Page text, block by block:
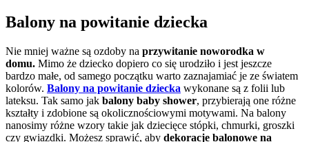
Balony na powitanie dziecka
Nie mniej ważne są ozdoby na przywitanie noworodka w
domu. Mimo że dziecko dopiero co się urodziło i jest jeszcze
bardzo małe, od samego początku warto zaznajamiać je ze światem
kolorów. Balony na powitanie dziecka wykonane są z folii lub
lateksu. Tak samo jak balony baby shower, przybierają one różne
kształty i zdobione są okolicznościowymi motywami. Na balony
nanosimy różne wzory takie jak dziecięce stópki, chmurki, groszki
czy gwiazdki. Możesz sprawić, aby dekoracje balonowe na